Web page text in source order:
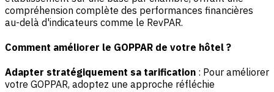
compréhension complète des performances financières
au-delà d'indicateurs comme le RevPAR.
Comment améliorer le GOPPAR de votre hôtel ?
Adapter stratégiquement sa tarification : Pour améliorer
votre GOPPAR, adoptez une approche réfléchie